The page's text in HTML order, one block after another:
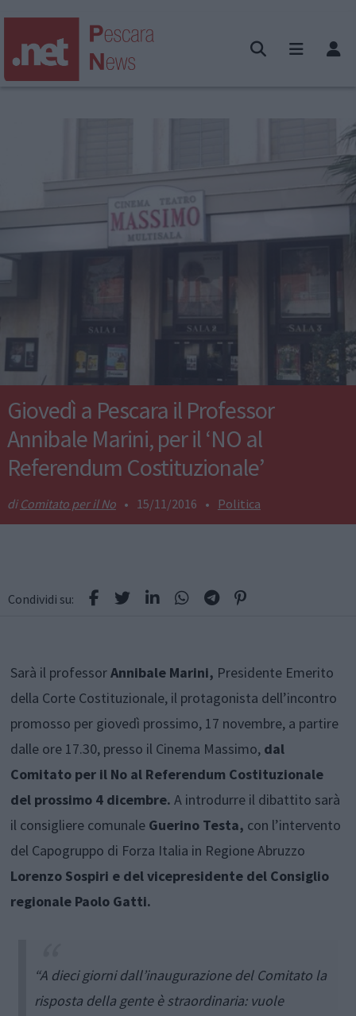
Giovedì a Pescara il Professor
Annibale Marini, per il ‘NO al
Referendum Costituzionale’
Comitato per il No • 15/11/2016 • Politica
Condividi su:
Sarà il professorAnnibale Marini, Presidente Emerito
della Corte Costituzionale, il protagonista dell’incontro
promosso per giovedì prossimo, 17 novembre, a partire
dalle ore 17.30, presso il Cinema Massimo, dal
Comitato per il No al Referendum Costituzionale
del prossimo 4 dicembre. A introdurre il dibattito sarà
il consigliere comunale Guerino Testa, con l’intervento
del Capogruppo di Forza Italia in Regione Abruzzo
Lorenzo Sospiri e del vicepresidente del Consiglio
regionale Paolo Gatti.
“A dieci giorni dall’inaugurazione del Comitato la
risposta della gente è straordinaria: vuole